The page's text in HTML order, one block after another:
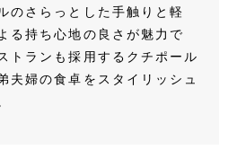
のさらっとした手触りと軽
る持ち心地の良さが魅力で
トランも採用するクチポール
夫婦の食卓をスタイリッシュ